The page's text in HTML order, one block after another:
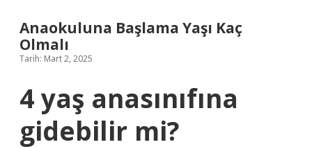
Anaokuluna Başlama Yaşı Kaç
Olmalı
Tarih: Mart 2, 2025
4 yaş anasınıfına
gidebilir mi?